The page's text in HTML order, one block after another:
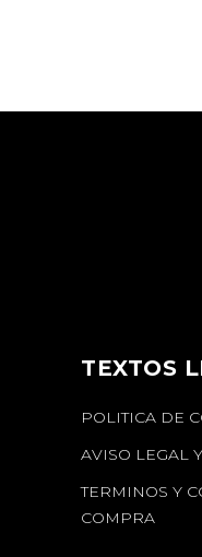
TEXTOS
POLITICA DE
AVISO LEGAL
TERMINOS Y
COMPRA